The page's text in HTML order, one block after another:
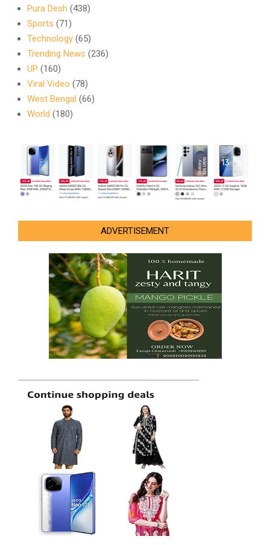
Pura Desh (438)
Sports (71)
Technology (65)
Trending News (236)
UP (160)
Viral Video (78)
West Bengal (66)
World (180)
ADVERTISEMENT